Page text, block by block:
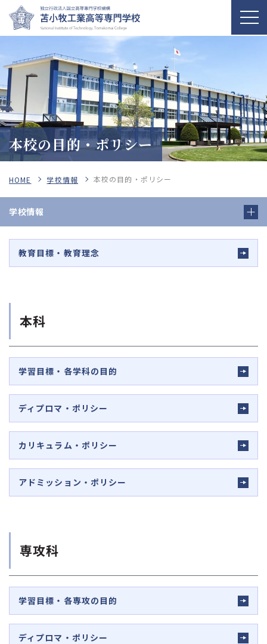
本校の目的・ポリシー
HOME 学校情報 本校の目的・ポリシー
学校情報
教育目標・教育理念
本科
学習目標・各学科の目的
ディプロマ・ポリシー
カリキュラム・ポリシー
アドミッション・ポリシー
専攻科
学習目標・各専攻の目的
ディプロマ・ポリシー